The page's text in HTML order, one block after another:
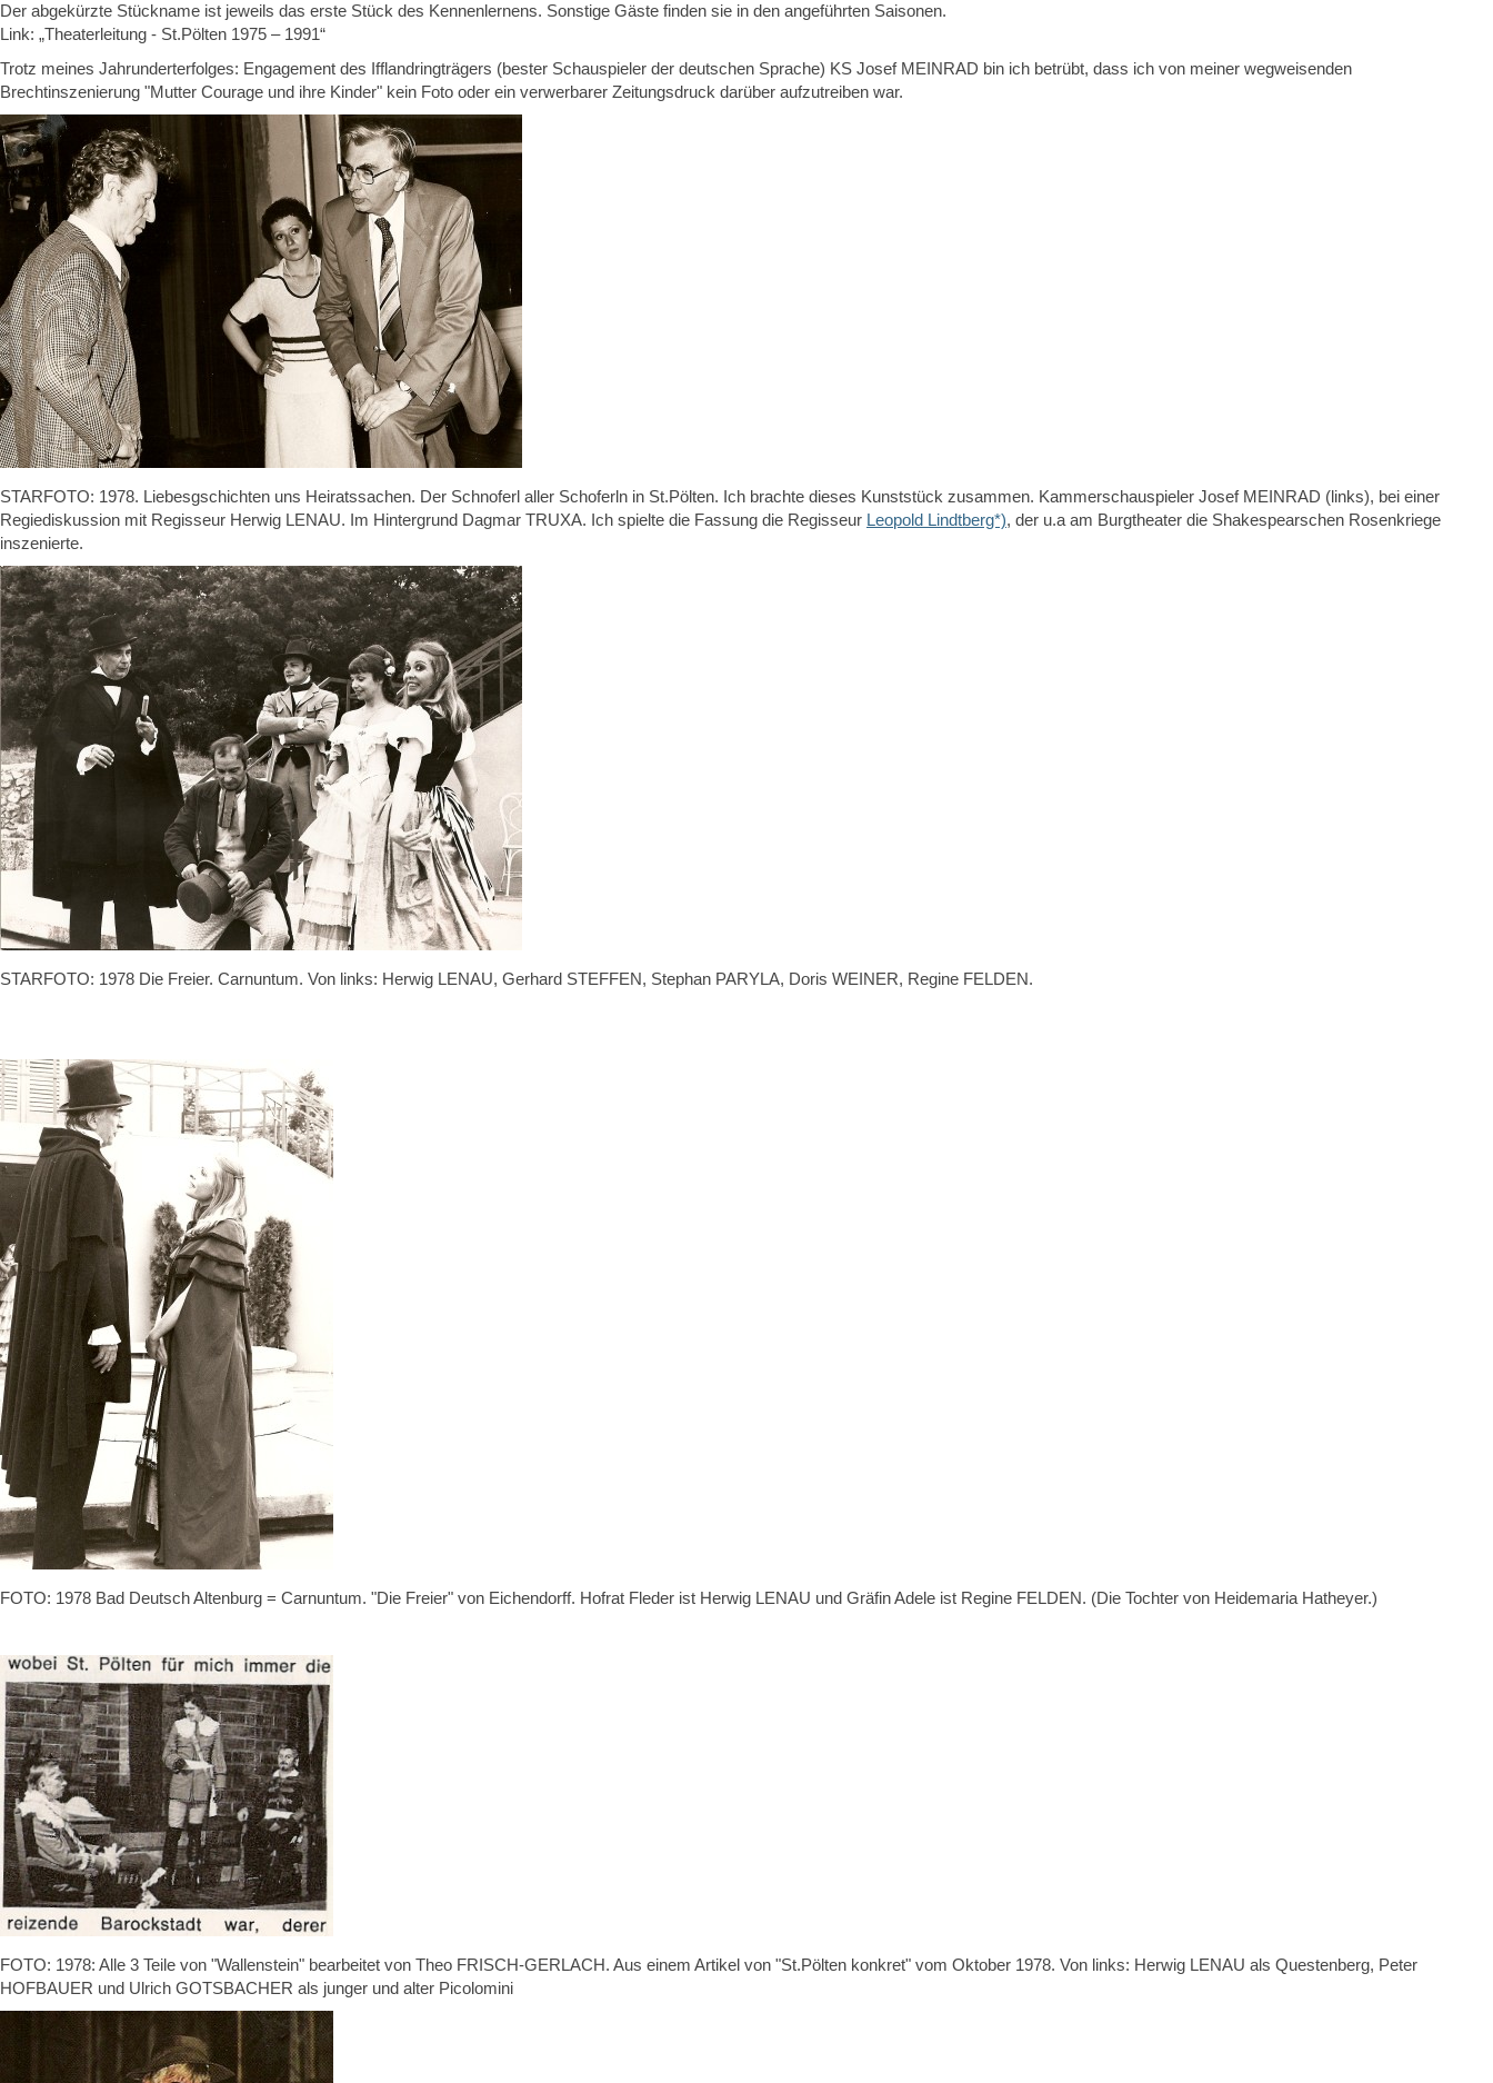
Der abgekürzte Stückname ist jeweils das erste Stück des Kennenlernens. Sonstige Gäste finden sie in den angeführten Saisonen.
Link: „Theaterleitung - St.Pölten 1975 – 1991“
Trotz meines Jahrunderterfolges: Engagement des Ifflandringträgers (bester Schauspieler der deutschen Sprache) KS Josef MEINRAD bin ich betrübt, dass ich von meiner wegweisenden
Brechtinszenierung "Mutter Courage und ihre Kinder" kein Foto oder ein verwerbarer Zeitungsdruck darüber aufzutreiben war.
STARFOTO: 1978. Liebesgschichten uns Heiratssachen. Der Schnoferl aller Schoferln in St.Pölten. Ich brachte dieses Kunststück zusammen. Kammerschauspieler Josef MEINRAD (links), bei einer
Regiediskussion mit Regisseur Herwig LENAU. Im Hintergrund Dagmar TRUXA. Ich spielte die Fassung die Regisseur Leopold Lindtberg*), der u.a am Burgtheater die Shakespearschen Rosenkriege
inszenierte.
STARFOTO: 1978 Die Freier. Carnuntum. Von links: Herwig LENAU, Gerhard STEFFEN, Stephan PARYLA, Doris WEINER, Regine FELDEN.
FOTO: 1978 Bad Deutsch Altenburg = Carnuntum. "Die Freier" von Eichendorff. Hofrat Fleder ist Herwig LENAU und Gräfin Adele ist Regine FELDEN. (Die Tochter von Heidemaria Hatheyer.)
FOTO: 1978: Alle 3 Teile von "Wallenstein" bearbeitet von Theo FRISCH-GERLACH. Aus einem Artikel von "St.Pölten konkret" vom Oktober 1978. Von links: Herwig LENAU als Questenberg, Peter
HOFBAUER und Ulrich GOTSBACHER als junger und alter Picolomini